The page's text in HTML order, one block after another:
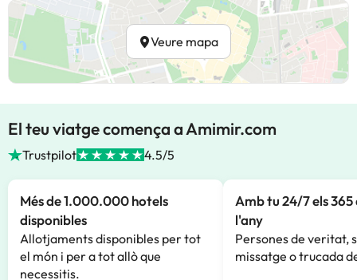
Veure mapa
El teu viatge comença a Amimir.com
Trustpilot 4.5/5
Més de 1.000.000 hotels
disponibles
Allotjaments disponibles per tot
el món i per a tot allò que
necessitis.
Amb tu 24/7 els 365
l'any
Persones de veritat,
missatge o trucada